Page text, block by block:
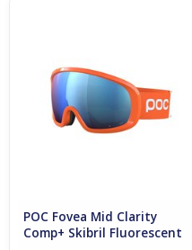
POC Fovea Mid Clarity
Comp+ Skibril Fluorescent